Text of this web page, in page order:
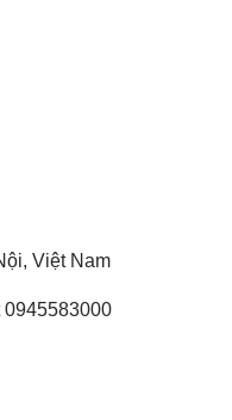
Việt Nam
0945583000